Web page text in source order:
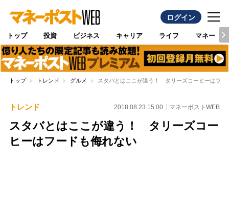
ログイン
トップ 投資 ビジネス キャリア ライフ マネー
トップ トレンド グルメ スタバとはここが違う！ タリーズコーヒーはフー
トレンド 2018.08.23 15:00 マネーポストWEB
スタバとはここが違う！ タリーズコー
ヒーはフードも侮れない